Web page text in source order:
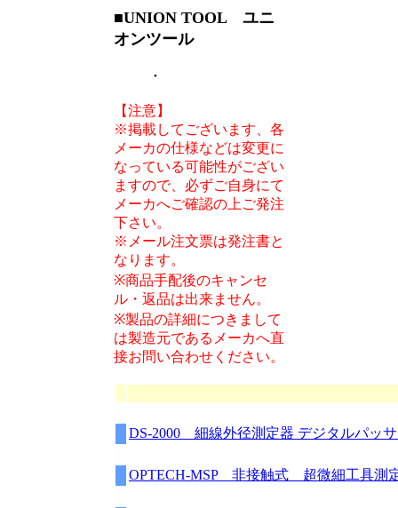
■UNION TOOL ユニ
オンツール
・
【注意】
※掲載してございます、各
メーカの仕様などは変更に
なっている可能性がござい
ますので、必ずご自身にて
メーカへご確認の上ご発注
下さい。
※メール注文票は発注書と
なります。
※商品手配後のキャンセ
ル・返品は出来ません。
※製品の詳細につきまして
は製造元であるメーカへ直
接お問い合わせください。
DS-2000 細線外径測定器 デジタルパッ
OPTECH-MSP 非接触式 超微細工具測